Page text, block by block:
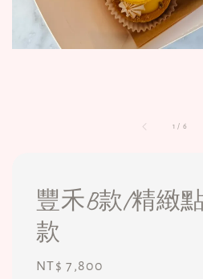
1 / 6
豐禾B款/精緻
款
Regular
NT$ 7,800